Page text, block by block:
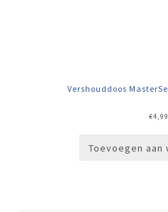
Vershouddoos
€4,99
Toevoegen aan